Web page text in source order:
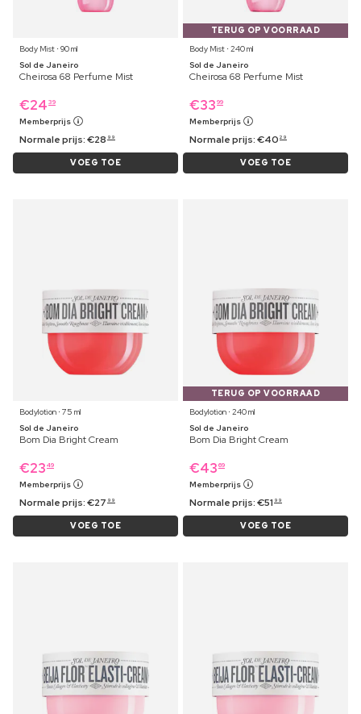
Body Mist ⋅ 90 ml
Sol de Janeiro
Cheirosa 68 Perfume Mist
€24 39
Memberprijs
Normale prijs:€28 99
VOEG TOE
TERUG OP VOORRAAD
Body Mist ⋅ 240 ml
Sol de Janeiro
Cheirosa 68 Perfume Mist
€33 99
Memberprijs
Normale prijs:€40 29
VOEG TOE
Bodylotion ⋅ 75 ml
Sol de Janeiro
Bom Dia Bright Cream
€23 49
Memberprijs
Normale prijs:€27 99
VOEG TOE
TERUG OP VOORRAAD
Bodylotion ⋅ 240 ml
Sol de Janeiro
Bom Dia Bright Cream
€43 69
Memberprijs
Normale prijs:€51 99
VOEG TOE